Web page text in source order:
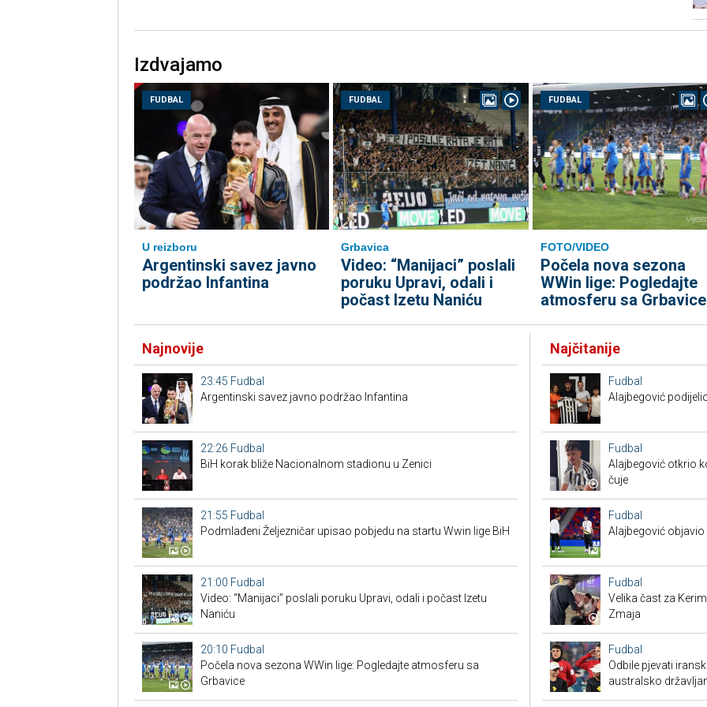
Izdvajamo
FUDBAL
U reizboru
Argentinski savez javno
podržao Infantina
FUDBAL
Grbavica
Video: “Manijaci” poslali
poruku Upravi, odali i
počast Izetu Naniću
FUDBAL
FOTO/VIDEO
Počela nova sezona
WWin lige: Pogledajte
atmosferu sa Grbavice
Najnovije
23:45 Fudbal
Argentinski savez javno podržao Infantina
22:26 Fudbal
BiH korak bliže Nacionalnom stadionu u Zenici
21:55 Fudbal
Podmlađeni Željezničar upisao pobjedu na startu Wwin lige BiH
21:00 Fudbal
Video: “Manijaci” poslali poruku Upravi, odali i počast Izetu
Naniću
20:10 Fudbal
Počela nova sezona WWin lige: Pogledajte atmosferu sa
Grbavice
Najčitanije
Fudbal
Alajbegović
Fudbal
Alajbegović otkrio
čuje
Fudbal
Alajbegović
Fudbal
Velika čast za
Zmaja
Fudbal
Odbile pjevati
australsko